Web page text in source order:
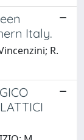
Italy.
R.